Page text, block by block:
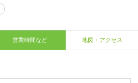
営業時間など 地図・アクセス